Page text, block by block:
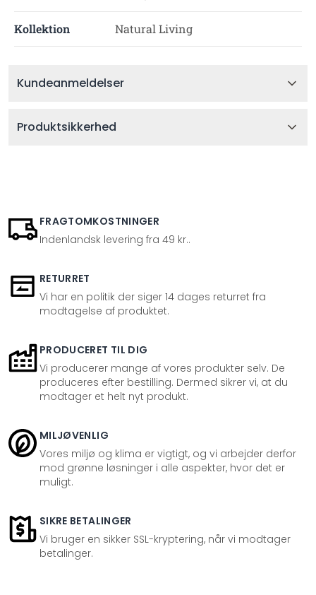
Kollektion Natural Living
Kundeanmeldelser
Produktsikkerhed
FRAGTOMKOSTNINGER
Indenlandsk levering fra 49 kr..
RETURRET
Vi har en politik der siger 14 dages returret fra
modtagelse af produktet.
PRODUCERET TIL DIG
Vi producerer mange af vores produkter selv. De
produceres efter bestilling. Dermed sikrer vi, at du
modtager et helt nyt produkt.
MILJØVENLIG
Vores miljø og klima er vigtigt, og vi arbejder derfor
mod grønne løsninger i alle aspekter, hvor det er
muligt.
SIKRE BETALINGER
Vi bruger en sikker SSL-kryptering, når vi modtager
betalinger.